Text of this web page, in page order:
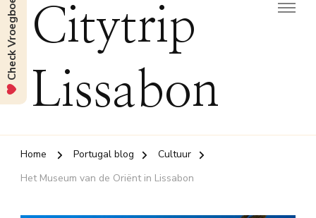
Citytrip
Lissabon
Home Portugal blog
Cultuur
Het Museum van de Oriënt in Lissabon